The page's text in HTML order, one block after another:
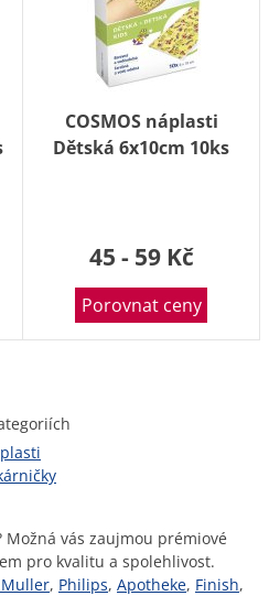
COSMOS náplasti
Dětská 6x10cm 10ks
45 - 59 Kč
Porovnat ceny
vás zaujmou prémiové
pro kvalitu a spolehlivost.
, Philips, Apotheke, Finish,